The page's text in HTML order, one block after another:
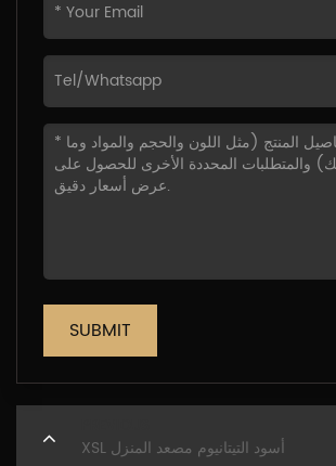
SUBMIT
XSL أسود التيتانيوم مصعد المنزل